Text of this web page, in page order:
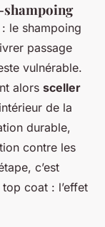
shampoing
le shampoing
passage
vulnérable.
alors sceller
de la
durable,
contre les
c’est
coat : l’effet